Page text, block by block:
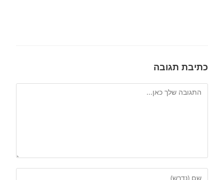
כתיבת תגובה